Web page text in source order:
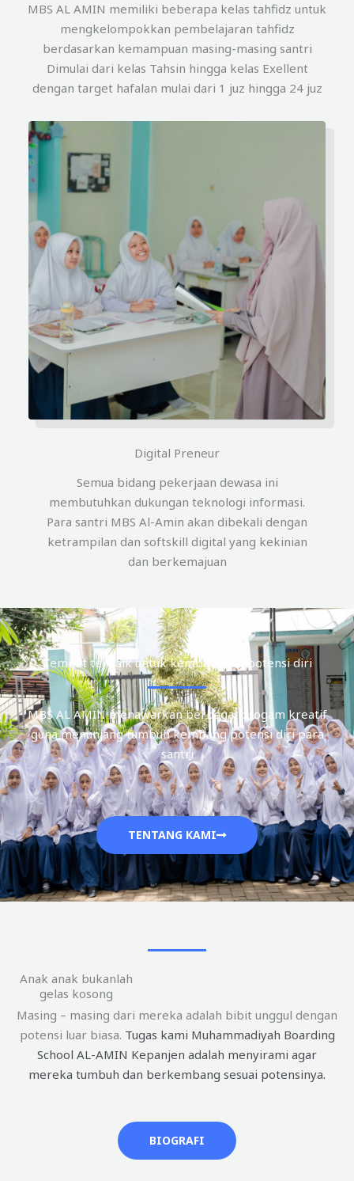
MBS AL AMIN memiliki beberapa kelas tahfidz untuk
mengkelompokkan pembelajaran tahfidz
berdasarkan kemampuan masing-masing santri
Dimulai dari kelas Tahsin hingga kelas Exellent
dengan target hafalan mulai dari 1 juz hingga 24 juz
Digital Preneur
Semua bidang pekerjaan dewasa ini
membutuhkan dukungan teknologi informasi.
Para santri MBS Al-Amin akan dibekali dengan
ketrampilan dan softskill digital yang kekinian
dan berkemajuan
Tempat terbaik untuk kembangkan potensi diri
MBS AL AMIN menawarkan berbagai progam kreatif
guna menunjang tumbuh kembang potensi diri para
santri
TENTANG KAMI
Anak anak bukanlah
gelas kosong
Masing – masing dari mereka adalah bibit unggul dengan
potensi luar biasa. Tugas kami Muhammadiyah Boarding
School AL-AMIN Kepanjen adalah menyirami agar
mereka tumbuh dan berkembang sesuai potensinya.
BIOGRAFI